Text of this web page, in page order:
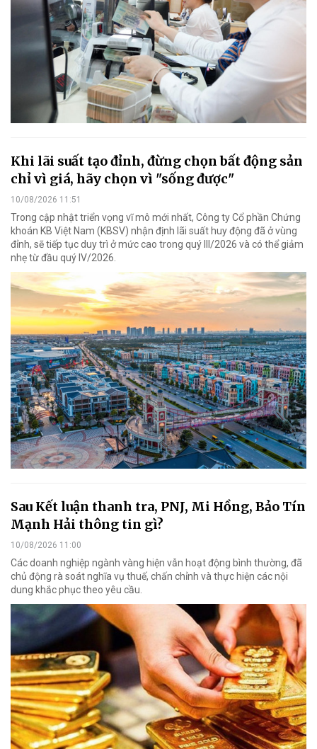
Khi lãi suất tạo đỉnh, đừng chọn bất động sản
chỉ vì giá, hãy chọn vì "sống được"
10/08/2026 11:51
Trong cập nhật triển vọng vĩ mô mới nhất, Công ty Cổ phần Chứng
khoán KB Việt Nam (KBSV) nhận định lãi suất huy động đã ở vùng
đỉnh, sẽ tiếp tục duy trì ở mức cao trong quý III/2026 và có thể giảm
nhẹ từ đầu quý IV/2026.
Sau Kết luận thanh tra, PNJ, Mi Hồng, Bảo Tín
Mạnh Hải thông tin gì?
10/08/2026 11:00
Các doanh nghiệp ngành vàng hiện vẫn hoạt động bình thường, đã
chủ động rà soát nghĩa vụ thuế, chấn chỉnh và thực hiện các nội
dung khắc phục theo yêu cầu.